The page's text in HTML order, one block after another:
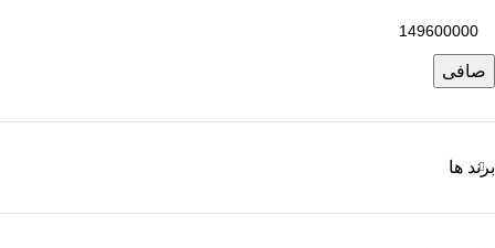
صافی
برند ها